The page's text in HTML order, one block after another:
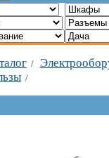
/
/